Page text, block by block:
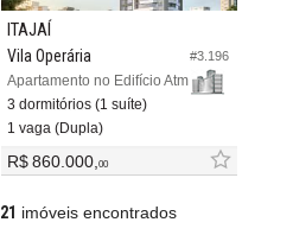
#3.196
ITAJAÍ
Vila Operária
Apartamento no Edifício Atmos Sky
3 dormitórios (1 suíte)
1 vaga (Dupla)
R$ 860.000, 00
21 imóveis encontrados